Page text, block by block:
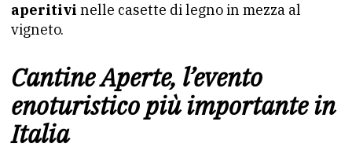
aperitivi nelle casette di legno in mezza al
vigneto.
Cantine Aperte, l’evento
enoturistico più importante in
Italia